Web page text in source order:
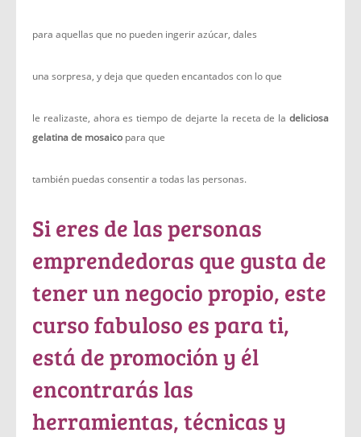
para aquellas que no pueden ingerir azúcar, dales
una sorpresa, y deja que queden encantados con lo que
le realizaste, ahora es tiempo de dejarte la receta de la deliciosa
gelatina de mosaico para que
también puedas consentir a todas las personas.
Si eres de las personas
emprendedoras que gusta de
tener un negocio propio, este
curso fabuloso es para ti,
está de promoción y él
encontrarás las
herramientas, técnicas y